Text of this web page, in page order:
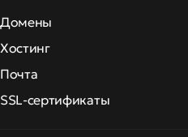
Домены
Хостинг
Почта
SSL-сертификаты